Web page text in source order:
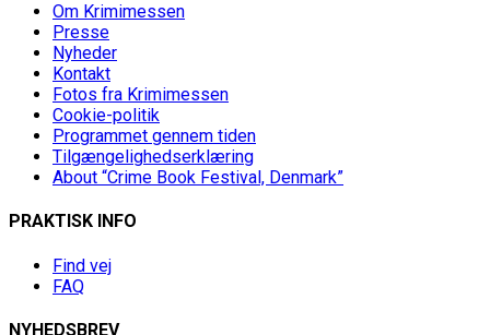
Om Krimimessen
Presse
Nyheder
Kontakt
Fotos fra Krimimessen
Cookie-politik
Programmet gennem tiden
Tilgængelighedserklæring
About “Crime Book Festival, Denmark”
PRAKTISK INFO
Find vej
FAQ
NYHEDSBREV